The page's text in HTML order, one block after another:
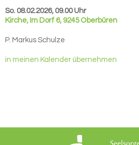
So. 08.02.2026, 09.00 Uhr
Kirche, Im Dorf 6, 9245 Oberbüren
P. Markus Schulze
in meinen Kalender übernehmen